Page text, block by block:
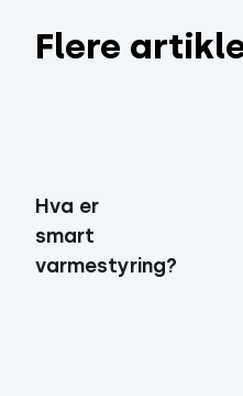
Flere
Hva er
smart
varmestyring?